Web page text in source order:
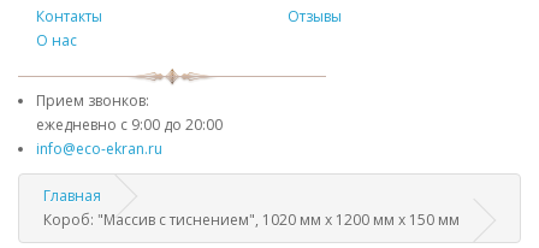
Контакты
О нас
Отзывы
Прием звонков:
ежедневно с 9:00 до 20:00
info@eco-ekran.ru
Главная
Короб: "Массив с тиснением", 1020 мм x 1200 мм x 150 мм